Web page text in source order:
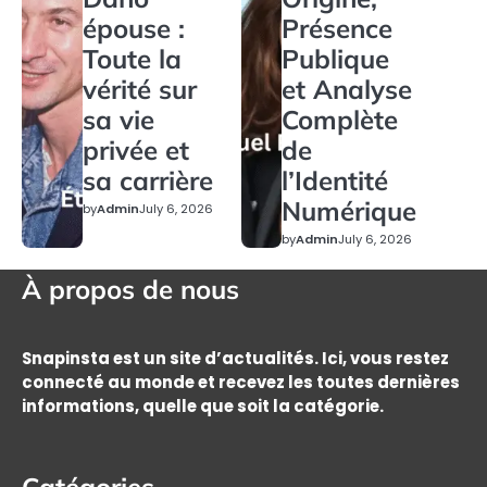
épouse :
Toute la
vérité sur
sa vie
privée et
sa carrière
byAdminJuly 6, 2026
Présence
Publique
et Analyse
Complète
de
l’Identité
Numérique
byAdminJuly 6, 2026
À propos de nous
Snapinsta est un site d’actualités. Ici, vous restez
connecté au monde et recevez les toutes dernières
informations, quelle que soit la catégorie.